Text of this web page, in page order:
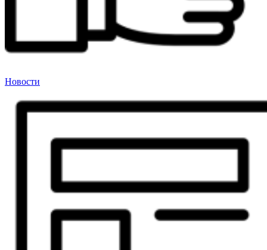
Новости